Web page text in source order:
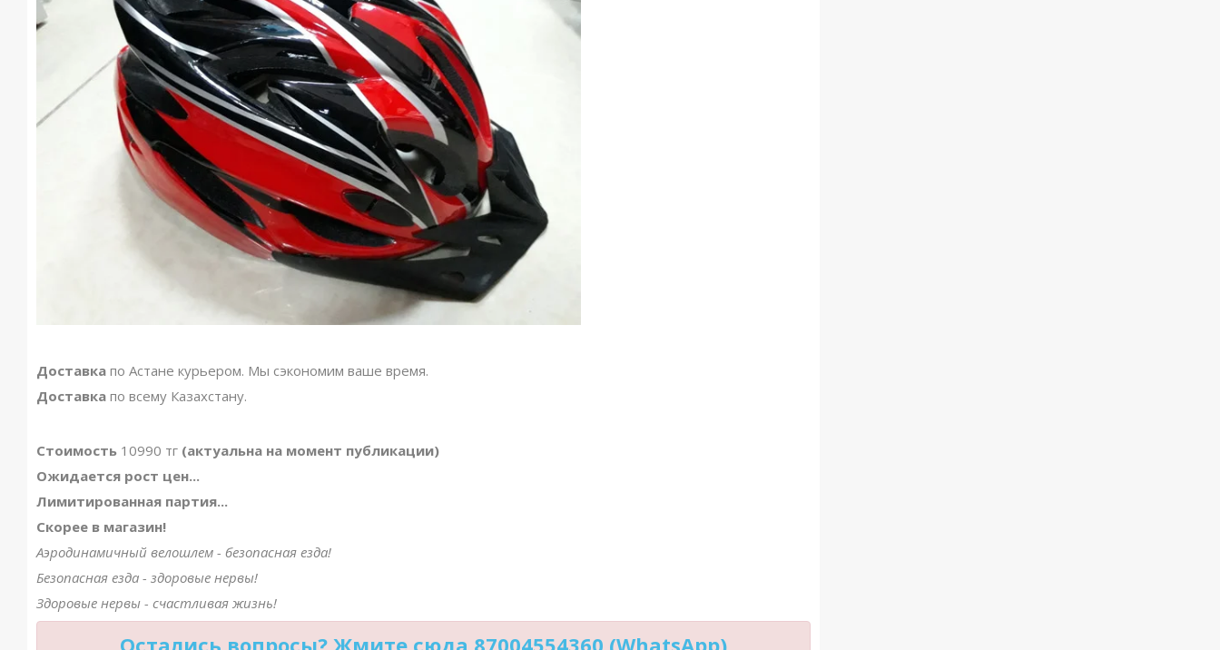
Доставка по Астане курьером. Мы сэкономим ваше время.
Доставка по всему Казахстану.
Стоимость 10990 тг (актуальна на момент публикации)
Ожидается рост цен...
Лимитированная партия...
Скорее в магазин!
Аэродинамичный велошлем - безопасная езда!
Безопасная езда - здоровые нервы!
Здоровые нервы - счастливая жизнь!
Остались вопросы? Жмите сюда 87004554360 (WhatsApp)